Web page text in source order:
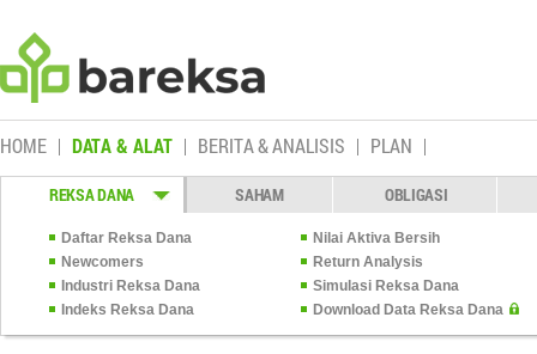
HOME DATA & ALAT BERITA & ANALISIS PLAN
REKSA DANA SAHAM OBLIGASI
Daftar Reksa Dana
Nilai Aktiva Bersih
Newcomers
Return Analysis
Industri Reksa Dana
Simulasi Reksa Dana
Indeks Reksa Dana
Download Data Reksa Dana